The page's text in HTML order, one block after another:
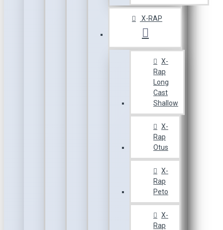
X-RAP
X-
Rap
Long
Cast
Shallow
X-
Rap
Otus
X-
Rap
Peto
X-
Rap